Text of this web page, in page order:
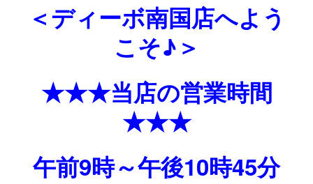
＜ディーボ南国店へよう
こそ♪＞
★★★当店の営業時間
★★★
午前9時～午後10時45分